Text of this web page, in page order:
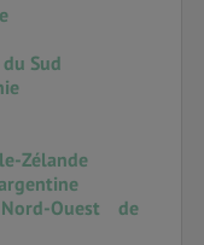
Sud
Zélande
Ouest de